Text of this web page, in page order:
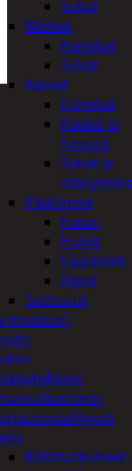
Sukat
Miehet
Hanskat
Sukat
Naiset
Hanskat
Paidat ja
housut
Sukat ja
Päähineet
Hatut
Huivit
Lippalakit
Pipot
Sadeasut
moottori
Kiillotuskoneet